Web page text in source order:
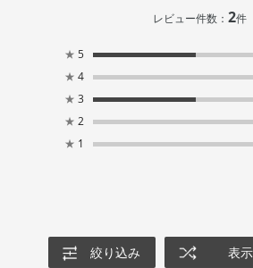
レビュー件数：2件
★ 5
★ 4
★ 3
★ 2
★ 1
絞り込み 表